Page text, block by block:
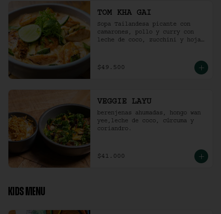
TOM KHA GAI
Sopa Tailandesa picante con
camarones, pollo y curry con
leche de coco, zucchini y hojas
$49.500
VEGGIE LAYU
berenjenas ahumadas, hongo wan
yee,leche de coco, cúrcuma y
coriandro.
$41.000
KIDS MENU